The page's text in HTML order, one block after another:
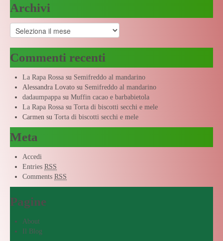
Archivi
Archivi
Commenti recenti
La Rapa Rossa su Semifreddo al mandarino
Alessandra Lovato su Semifreddo al mandarino
dadaumpappa su Muffin cacao e barbabietola
La Rapa Rossa su Torta di biscotti secchi e mele
Carmen su Torta di biscotti secchi e mele
Meta
Accedi
Entries RSS
Comments RSS
Pagine
About
Il Blog